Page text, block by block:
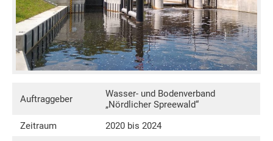
Auftraggeber
Wasser- und Bodenverband
„Nördlicher Spreewald“
Zeitraum
2020 bis 2024